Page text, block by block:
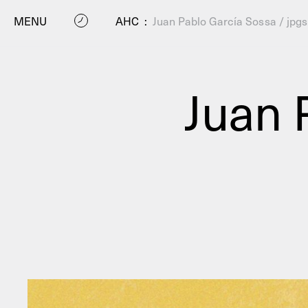
MENU AHC : Juan Pablo García Sossa / jpgs
Juan